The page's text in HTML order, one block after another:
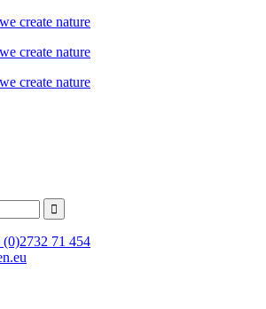
(0)2732 71 454